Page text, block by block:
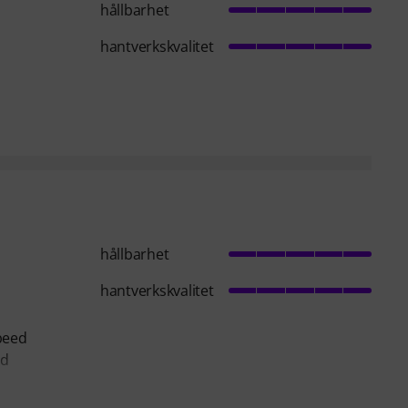
hållbarhet
hantverkskvalitet
hållbarhet
hantverkskvalitet